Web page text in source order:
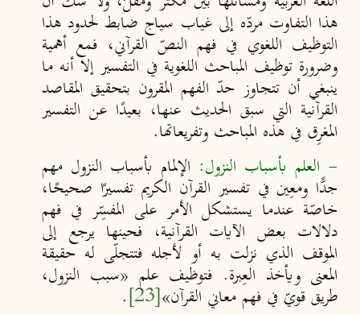
هذا التفاوت مردّه إلى غياب سياج ضابط لحدود هذا
التوظيف اللغوي في فهم النصّ القرآني، فمع أهمية
وضرورة توظيف المباحث اللغوية في التفسير إلا أنه ما
ينبغي أن تتجاوز حدّ الفهم المقرون بتحقيق المقاصد
القرآنية التي سبق الحديث عنها، بعيدًا عن التفسير
المغرِق في هذه المباحث وتفريعاتها.
- العلم بأسباب النزول: الإلمام بأسباب النزول مهم
جدًّا ومعِين في تفسير القرآن الكريم تفسيرًا صحيحًا،
خاصّة عندما يستشكل الأمر على المفسِّر في فهم
دلالات بعض الآيات القرآنية، فحينها يرجع إلى
الموقف الذي نزلت به أو لأجله فتتجلّى له حقيقة
المعنى ويأخذ العِبرة. فتوظيف علم «سبب النزول،
طريق قويّ في فهم معاني القرآن»
[23]
.